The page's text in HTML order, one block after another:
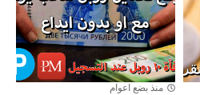
منذ بضع اعوام